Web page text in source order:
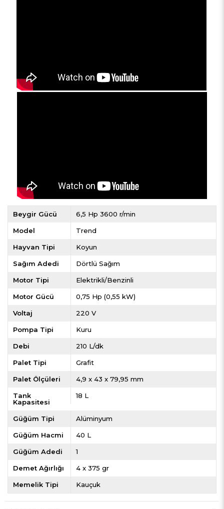
Beygir Gücü 6,5 Hp 3600 r/min
Model Trend
Hayvan Tipi Koyun
Sağım Adedi Dörtlü Sağım
Motor Tipi Elektrikli/Benzinli
Motor Gücü 0,75 Hp (0,55 kW)
Voltaj 220 V
Pompa Tipi Kuru
Debi 210 L/dk
Palet Tipi Grafit
Palet Ölçüleri 4,9 x 43 x 79,95 mm
Tank
Kapasitesi
18 L
Güğüm Tipi Alüminyum
Güğüm Hacmi 40 L
Güğüm Adedi 1
Demet Ağırlığı 4 x 375 gr
Memelik Tipi Kauçuk